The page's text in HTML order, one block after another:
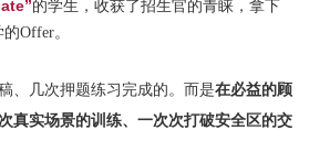
的学生，收获了招生官的青睐，拿下
Offer。
、几次押题练习完成的。而是在必益的顾
真实场景的训练、一次次打破安全区的交